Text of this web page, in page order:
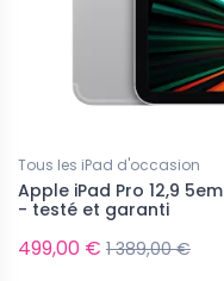
pour le moment...
Tous les iPad d'occasion
Apple iPad Pro 12,9
- testé et garanti
499,00 € 1 389,00 €